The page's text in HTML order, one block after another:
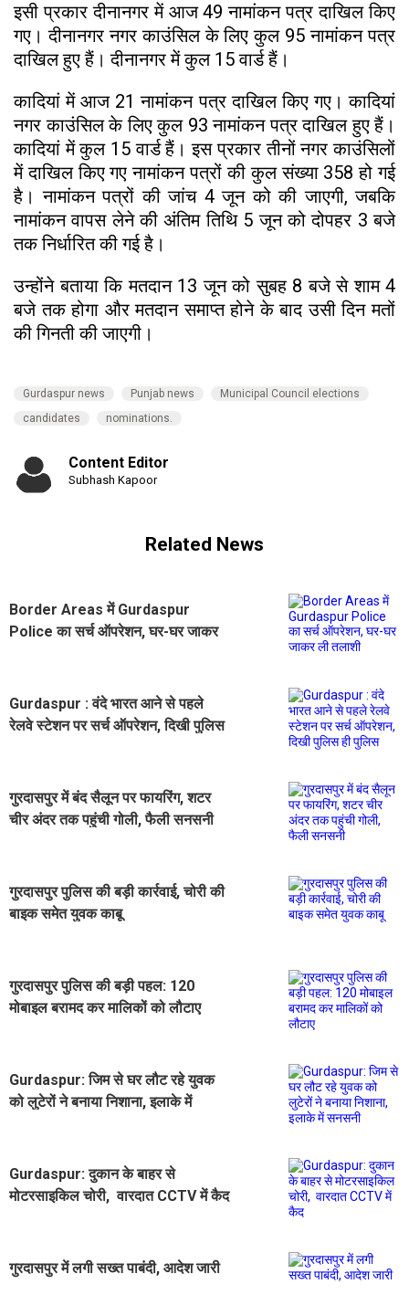
इसी प्रकार दीनानगर में आज 49 नामांकन पत्र दाखिल किए
गए। दीनानगर नगर काउंसिल के लिए कुल 95 नामांकन पत्र
दाखिल हुए हैं। दीनानगर में कुल 15 वार्ड हैं।
कादियां में आज 21 नामांकन पत्र दाखिल किए गए। कादियां
नगर काउंसिल के लिए कुल 93 नामांकन पत्र दाखिल हुए हैं।
कादियां में कुल 15 वार्ड हैं। इस प्रकार तीनों नगर काउंसिलों
में दाखिल किए गए नामांकन पत्रों की कुल संख्या 358 हो गई
है। नामांकन पत्रों की जांच 4 जून को की जाएगी, जबकि
नामांकन वापस लेने की अंतिम तिथि 5 जून को दोपहर 3 बजे
तक निर्धारित की गई है।
उन्होंने बताया कि मतदान 13 जून को सुबह 8 बजे से शाम 4
बजे तक होगा और मतदान समाप्त होने के बाद उसी दिन मतों
की गिनती की जाएगी।
Gurdaspur news Punjab news
Municipal Council elections
candidates
nominations.
Content Editor
Subhash Kapoor
Related News
Border Areas में Gurdaspur
Police का सर्च ऑपरेशन, घर-घर जाकर
Gurdaspur : वंदे भारत आने से पहले
रेलवे स्टेशन पर सर्च ऑपरेशन, दिखी पुलिस
गुरदासपुर में बंद सैलून पर फायरिंग, शटर
चीर अंदर तक पहुंची गोली, फैली सनसनी
गुरदासपुर पुलिस की बड़ी कार्रवाई, चोरी की
बाइक समेत युवक काबू
गुरदासपुर पुलिस की बड़ी पहल: 120
मोबाइल बरामद कर मालिकों को लौटाए
Gurdaspur: जिम से घर लौट रहे युवक
को लुटेरों ने बनाया निशाना, इलाके में
Gurdaspur: दुकान के बाहर से
मोटरसाइकिल चोरी, वारदात CCTV में कैद
गुरदासपुर में लगी सख्त पाबंदी, आदेश जारी